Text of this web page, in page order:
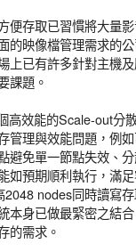
便存取已習慣將大量
的映像檔管理需求的
上已有許多針對主機
課題。
高效能的Scale-out分
管理與效能問題，例
避免單一節點失效、
如預期順利執行，滿
nodes同時讀寫
本身已做最緊密之結
的需求。